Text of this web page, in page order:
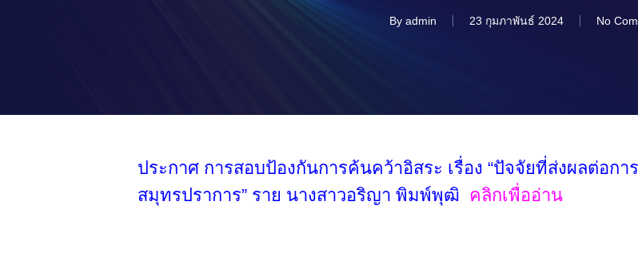
By admin 23 กุมภาพันธ์ 2024 No
ประกาศ การสอบป้องกันการค้นคว้าอิสระ เรื่อง “ปัจจัยที่ส่งผลต่อก
สมุทรปราการ” ราย นางสาวอริญา พิมพ์พุฒิ คลิกเพื่ออ่าน